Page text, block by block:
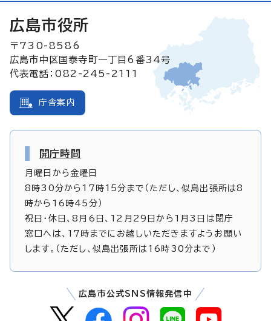
広島市役所
〒730-8586
広島市中区国泰寺町一丁目6番34号
代表電話：082-245-2111
庁舎案内
開庁時間
月曜日から金曜日
8時30分から17時15分まで（ただし、似島出張所は8
時から16時45分）
祝日・休日、8月6日、12月29日から1月3日は閉庁
窓口へは、17時までにお越しいただきますようお願い
します。（ただし、似島出張所は16時30分まで）
広島市公式SNS情報発信中